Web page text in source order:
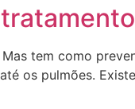
tem como
os pulmões.